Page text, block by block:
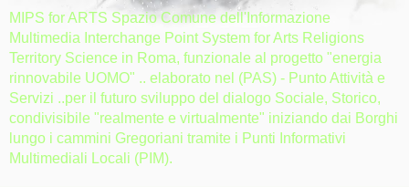
MIPS for ARTS Spazio Comune dell'Informazione
Multimedia Interchange Point System for Arts Religions
Territory Science in Roma, funzionale al progetto "energia
rinnovabile UOMO" .. elaborato nel (PAS) - Punto Attività e
Servizi ..per il futuro sviluppo del dialogo Sociale, Storico,
condivisibile "realmente e virtualmente" iniziando dai Borghi
lungo i cammini Gregoriani tramite i Punti Informativi
Multimediali Locali (PIM).